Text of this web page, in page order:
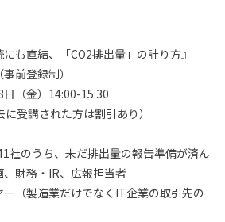
も直結、「CO2排出量」の計り方』
前登録制）
（金）14:00-15:30
受講された方は割引あり）
社のうち、未だ排出量の報告準備が済ん
財務・IR、広報担当者
（製造業だけでなくIT企業の取引先の